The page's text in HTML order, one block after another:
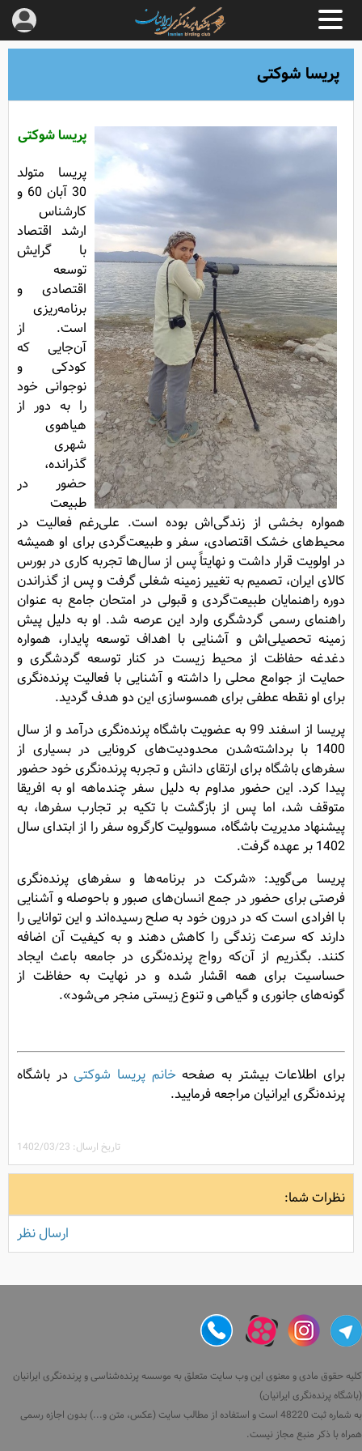
پریسا شوکتی
پریسا شوکتی
پریسا متولد
30 آبان 60 و
کارشناس
ارشد اقتصاد
با گرایش
توسعه
اقتصادی و
برنامه‌ریزی
است. از
آن‌جایی که
کودکی و
نوجوانی خود
را به دور از
هیاهوی
شهری
گذرانده،
حضور در
طبیعت
همواره بخشی از زندگی‌اش بوده است. علی‌رغم فعالیت در
محیط‌های خشک اقتصادی، سفر و طبیعت‌گردی برای او همیشه
در اولویت قرار داشت و نهایتاً پس از سال‌ها تجربه کاری در بورس
کالای ایران، تصمیم به تغییر زمینه شغلی گرفت و پس از گذراندن
دوره راهنمایان طبیعت‌گردی و قبولی در امتحان جامع به عنوان
راهنمای رسمی گردشگری وارد این عرصه شد. او به دلیل پیش
زمینه تحصیلی‌اش و آشنایی با اهداف توسعه پایدار، همواره
دغدغه حفاظت از محیط زیست در کنار توسعه گردشگری و
حمایت از جوامع محلی را داشته و آشنایی با فعالیت پرنده‌نگری
برای او نقطه عطفی برای همسوسازی این دو هدف گردید.
پریسا از اسفند 99 به عضویت باشگاه پرنده‌نگری درآمد و از سال
1400 با برداشته‌شدن محدودیت‌های کرونایی در بسیاری از
سفرهای باشگاه برای ارتقای دانش و تجربه پرنده‌نگری خود حضور
پیدا کرد. این حضور مداوم به دلیل سفر چندماهه او به افریقا
متوقف شد، اما پس از بازگشت با تکیه بر تجارب سفرها، به
پیشنهاد مدیریت باشگاه، مسوولیت کارگروه سفر را از ابتدای سال
1402 بر عهده گرفت.
پریسا می‌گوید: «شرکت در برنامه‌ها و سفرهای پرنده‌نگری
فرصتی برای حضور در جمع انسان‌های صبور و باحوصله و آشنایی
با افرادی است که در درون خود به صلح رسیده‌اند و این توانایی را
دارند که سرعت زندگی را کاهش دهند و به کیفیت آن اضافه
کنند. بگذریم از آن‌که رواج پرنده‌نگری در جامعه باعث ایجاد
حساسیت برای همه اقشار شده و در نهایت به حفاظت از
گونه‌های جانوری و گیاهی و تنوع زیستی منجر می‌شود».
برای اطلاعات بیشتر به صفحه خانم پریسا شوکتیدر باشگاه
پرنده‌نگری ایرانیان مراجعه فرمایید.
تاریخ ارسال: 1402/03/23
نظرات شما:
ارسال نظر
کلیه حقوق مادی و معنوی این وب سایت متعلق به موسسه پرنده‌شناسی و پرنده‌نگری ایرانیان
(باشگاه پرنده‌نگری ایرانیان)
به شماره ثبت 48220 است و استفاده از مطالب سایت (عکس، متن و...) بدون اجازه رسمی
همراه با ذکر منبع مجاز نیست.